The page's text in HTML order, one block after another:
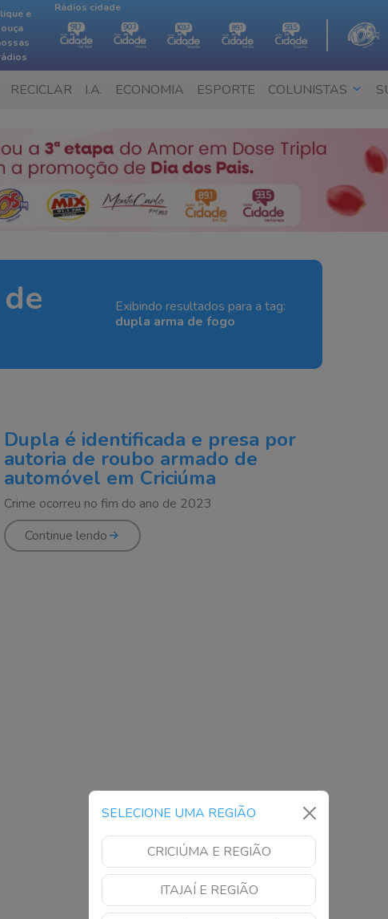
e
ouça
Rádios cidade
RECICLAR I.A. ECONOMIA ESPORTE COLUNISTAS
SELECIONE UMA REGIÃO
CRICIÚMA E REGIÃO
ITAJAÍ E REGIÃO
Exibindo resultados para a tag:
dupla arma de fogo
Dupla é identificada e presa por
autoria de roubo armado de
automóvel em Criciúma
Crime ocorreu no fim do ano de 2023
Continue lendo